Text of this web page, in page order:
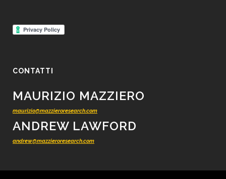
CONTATTI
MAURIZIO MAZZIERO
maurizio@mazzieroresearch.com
ANDREW LAWFORD
andrew@mazzieroresearch.com